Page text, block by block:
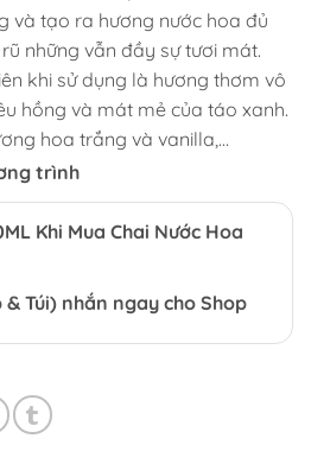
hoa trắng và vanilla,…
trình
Khi Mua Chai Nước Hoa
Túi) nhắn ngay cho Shop